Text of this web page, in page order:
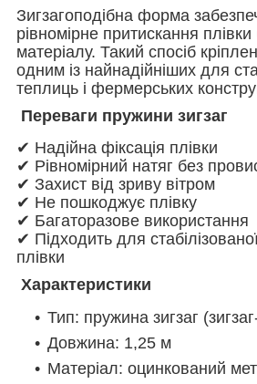
Зигзагоподібна форма
рівномірне притискання
матеріалу. Такий спосіб
одним із найнадійніших для
теплиць і фермерських
Переваги пружини зигзаг
✔ Надійна фіксація плівки
✔ Рівномірний натяг без
✔ Захист від зриву вітром
✔ Не пошкоджує плівку
✔ Багаторазове використання
✔ Підходить для
плівки
Характеристики
Тип: пружина зигзаг
Довжина: 1,25 м
Матеріал: оцинкований